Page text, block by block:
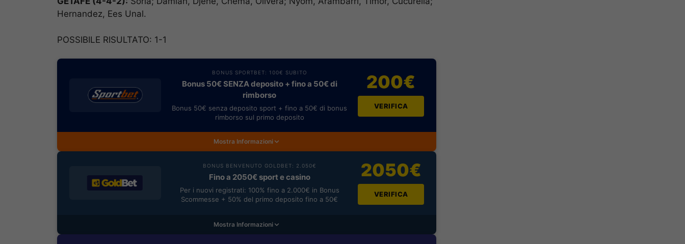
Hernandez, Ees Unal.
POSSIBILE RISULTATO: 1-1
BONUS SPORTBET: 100€ SUBITO
Bonus 50€ SENZA deposito + fino a 50€ di
rimborso
Bonus 50€ senza deposito sport + fino a 50€ di bonus
rimborso sul primo deposito
200€
VERIFICA
Mostra Informazioni
BONUS BENVENUTO GOLDBET: 2.050€
Fino a 2050€ sport e casino
Per i nuovi registrati: 100% fino a 2.000€ in Bonus
Scommesse + 50% del primo deposito fino a 50€
2050€
VERIFICA
Mostra Informazioni